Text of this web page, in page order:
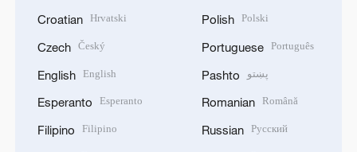
Croatian Hrvatski
Czech Český
English English
Esperanto Esperanto
Filipino Filipino
Polish Polski
Portuguese Português
Pashto پښتو
Romanian Română
Russian Русский